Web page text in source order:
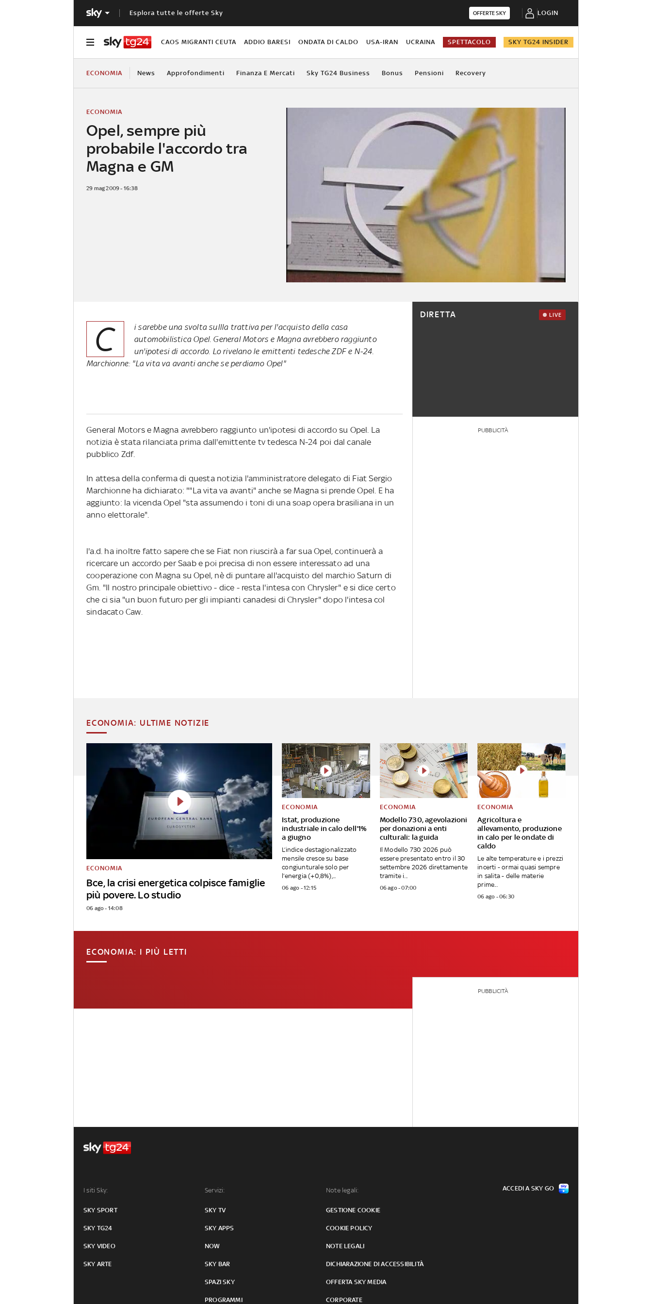
Esplora tutte le offerte Sky OFFERTE SKY LOGIN
CAOS MIGRANTI CEUTA ADDIO BARESI ONDATA DI CALDO USA-IRAN UCRAINA SPETTACOLO SKY TG24 INSIDER
ECONOMIA News Approfondimenti Finanza E Mercati Sky TG24 Business Bonus Pensioni Recovery
Opel, sempre più
probabile l'accordo tra
Magna e GM
ECONOMIA
29 mag 2009 - 16:38
C
i sarebbe una svolta sullla trattiva per l'acquisto della casa
automobilistica Opel. General Motors e Magna avrebbero raggiunto
un'ipotesi di accordo. Lo rivelano le emittenti tedesche ZDF e N-24.
Marchionne: "La vita va avanti anche se perdiamo Opel"
General Motors e Magna avrebbero raggiunto un'ipotesi di accordo su Opel. La
notizia è stata rilanciata prima dall'emittente tv tedesca N-24 poi dal canale
pubblico Zdf.
In attesa della conferma di questa notizia l'amministratore delegato di Fiat Sergio
Marchionne ha dichiarato: ""La vita va avanti" anche se Magna si prende Opel. E ha
aggiunto: la vicenda Opel "sta assumendo i toni di una soap opera brasiliana in un
anno elettorale".
l'a.d. ha inoltre fatto sapere che se Fiat non riuscirà a far sua Opel, continuerà a
ricercare un accordo per Saab e poi precisa di non essere interessato ad una
cooperazione con Magna su Opel, nè di puntare all'acquisto del marchio Saturn di
Gm. "Il nostro principale obiettivo - dice - resta l'intesa con Chrysler" e si dice certo
che ci sia "un buon futuro per gli impianti canadesi di Chrysler" dopo l'intesa col
sindacato Caw.
DIRETTA LIVE
PUBBLICITÀ
ECONOMIA: ULTIME NOTIZIE
Bce, la crisi energetica colpisce famiglie
più povere. Lo studio
ECONOMIA
06 ago - 14:08
Istat, produzione
industriale in calo dell'1%
a giugno
ECONOMIA
L’indice destagionalizzato
mensile cresce su base
congiunturale solo per
l’energia (+0,8%),...
06 ago - 12:15
Modello 730, agevolazioni
per donazioni a enti
culturali: la guida
ECONOMIA
Il Modello 730 2026 può
essere presentato entro il 30
settembre 2026 direttamente
tramite i...
06 ago - 07:00
Agricoltura e
allevamento, produzione
in calo per le ondate di
caldo
ECONOMIA
Le alte temperature e i prezzi
incerti - ormai quasi sempre
in salita - delle materie
prime...
06 ago - 06:30
ECONOMIA: I PIÙ LETTI
PUBBLICITÀ
I siti Sky:
SKY SPORT
SKY TG24
SKY VIDEO
SKY ARTE
Servizi:
SKY TV
SKY APPS
NOW
SKY BAR
SPAZI SKY
PROGRAMMI
Note legali:
GESTIONE COOKIE
COOKIE POLICY
NOTE LEGALI
DICHIARAZIONE DI ACCESSIBILITÀ
OFFERTA SKY MEDIA
CORPORATE
ACCEDI A SKY GO